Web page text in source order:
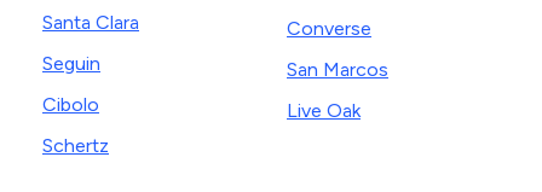
Santa Clara
Seguin
Cibolo
Schertz
Converse
San Marcos
Live Oak